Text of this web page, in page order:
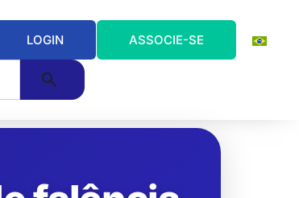
LOGIN ASSOCIE-SE